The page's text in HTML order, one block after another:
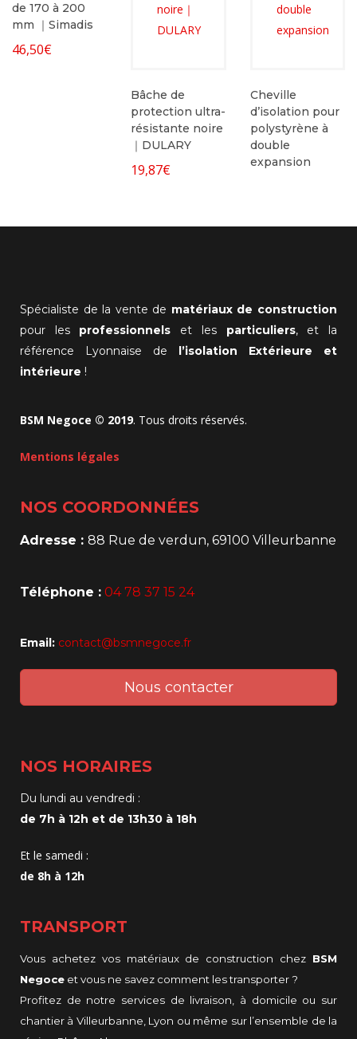
de 170 à 200
mm ｜Simadis
46,50€
Bâche de
protection ultra-
résistante noire
｜DULARY
19,87€
Cheville
d’isolation pour
polystyrène à
double
expansion
Spécialiste de la vente de matériaux de construction
pour les professionnels et les particuliers, et la
référence Lyonnaise de l’isolation Extérieure et
intérieure !
BSM Negoce © 2019. Tous droits réservés.
Mentions légales
NOS COORDONNÉES
Adresse : 88 Rue de verdun, 69100 Villeurbanne
Téléphone : 04 78 37 15 24
Email: contact@bsmnegoce.fr
Nous contacter
NOS HORAIRES
Du lundi au vendredi :
de 7h à 12h et de 13h30 à 18h
Et le samedi :
de 8h à 12h
TRANSPORT
Vous achetez vos matériaux de construction chez BSM
Negoce et vous ne savez comment les transporter ?
Profitez de notre services de livraison, à domicile ou sur
chantier à Villeurbanne, Lyon ou même sur l’ensemble de la